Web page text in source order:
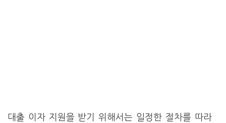
대출 이자 지원을 받기 위해서는 일정한 절차를 따라